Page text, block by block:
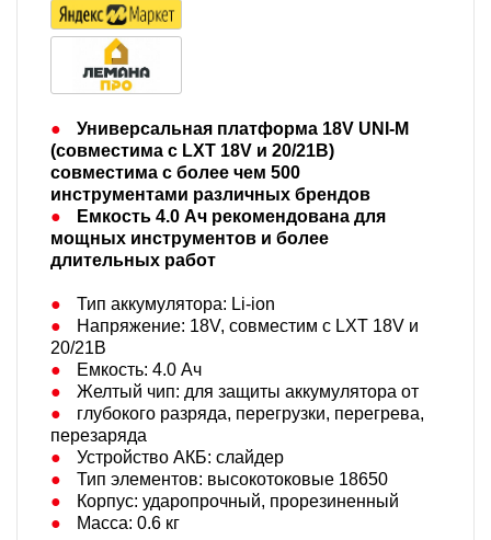
Универсальная платформа 18V UNI-M
(совместима с LXT 18V и 20/21В)​
совместима с более чем 500
инструментами различных брендов
Емкость 4.0 Ач рекомендована для
мощных инструментов и более
длительных работ
Тип аккумулятора: Li-ion​
Напряжение: 18V, совместим с LXT 18V и
20/21В
Емкость: 4.0 Ач​
Желтый чип: для защиты аккумулятора от ​
глубокого разряда, перегрузки,​ перегрева,
перезаряда​
Устройство АКБ: слайдер​
Тип элементов: высокотоковые 18650​
Корпус: ударопрочный, прорезиненный​
Масса: 0.6 кг